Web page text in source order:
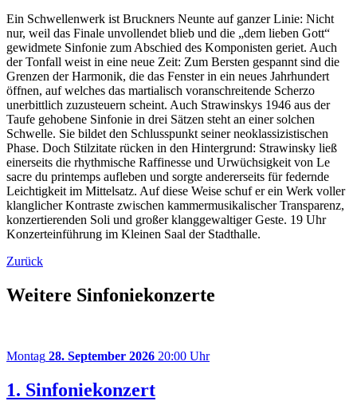
Ein Schwellenwerk ist Bruckners Neunte auf ganzer Linie: Nicht
nur, weil das Finale unvollendet blieb und die „dem lieben Gott“
gewidmete Sinfonie zum Abschied des Komponisten geriet. Auch
der Tonfall weist in eine neue Zeit: Zum Bersten gespannt sind die
Grenzen der Harmonik, die das Fenster in ein neues Jahrhundert
öffnen, auf welches das martialisch voranschreitende Scherzo
unerbittlich zuzusteuern scheint. Auch Strawinskys 1946 aus der
Taufe gehobene Sinfonie in drei Sätzen steht an einer solchen
Schwelle. Sie bildet den Schlusspunkt seiner neoklassizistischen
Phase. Doch Stilzitate rücken in den Hintergrund: Strawinsky ließ
einerseits die rhythmische Raffinesse und Urwüchsigkeit von Le
sacre du printemps aufleben und sorgte andererseits für federnde
Leichtigkeit im Mittelsatz. Auf diese Weise schuf er ein Werk voller
klanglicher Kontraste zwischen kammermusikalischer Transparenz,
konzertierenden Soli und großer klanggewaltiger Geste. 19 Uhr
Konzerteinführung im Kleinen Saal der Stadthalle.
Zurück
Weitere Sinfoniekonzerte
Montag 28. September 2026 20:00 Uhr
1. Sinfoniekonzert